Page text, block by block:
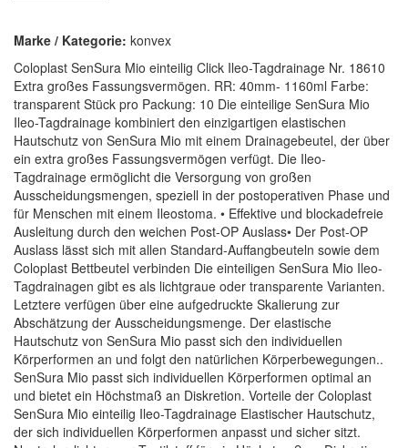
Marke / Kategorie: konvex
Coloplast SenSura Mio einteilig Click Ileo-Tagdrainage Nr. 18610
Extra großes Fassungsvermögen. RR: 40mm- 1160ml Farbe:
transparent Stück pro Packung: 10 Die einteilige SenSura Mio
Ileo-Tagdrainage kombiniert den einzigartigen elastischen
Hautschutz von SenSura Mio mit einem Drainagebeutel, der über
ein extra großes Fassungsvermögen verfügt. Die Ileo-
Tagdrainage ermöglicht die Versorgung von großen
Ausscheidungsmengen, speziell in der postoperativen Phase und
für Menschen mit einem Ileostoma. • Effektive und blockadefreie
Ausleitung durch den weichen Post-OP Auslass• Der Post-OP
Auslass lässt sich mit allen Standard-Auffangbeuteln sowie dem
Coloplast Bettbeutel verbinden Die einteiligen SenSura Mio Ileo-
Tagdrainagen gibt es als lichtgraue oder transparente Varianten.
Letztere verfügen über eine aufgedruckte Skalierung zur
Abschätzung der Ausscheidungsmenge. Der elastische
Hautschutz von SenSura Mio passt sich den individuellen
Körperformen an und folgt den natürlichen Körperbewegungen..
SenSura Mio passt sich individuellen Körperformen optimal an
und bietet ein Höchstmaß an Diskretion. Vorteile der Coloplast
SenSura Mio einteilig Ileo-Tagdrainage Elastischer Hautschutz,
der sich individuellen Körperformen anpasst und sicher sitzt.